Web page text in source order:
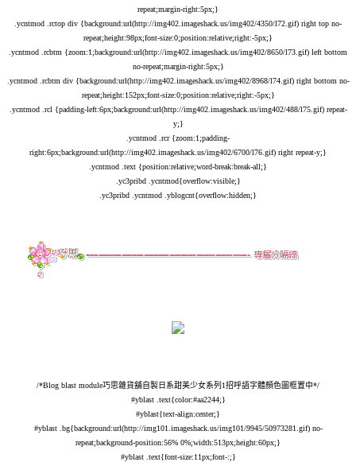
repeat;margin-right:5px;}
.ycntmod .rctop div {background:url(http://img402.imageshack.us/img402/4350/l72.gif) right top no-
repeat;height:98px;font-size:0;position:relative;right:-5px;}
.ycntmod .rcbtm {zoom:1;background:url(http://img402.imageshack.us/img402/8650/l73.gif) left bottom
no-repeat;margin-right:5px;}
.ycntmod .rcbtm div {background:url(http://img402.imageshack.us/img402/8968/l74.gif) right bottom no-
repeat;height:152px;font-size:0;position:relative;right:-5px;}
.ycntmod .rcl {padding-left:6px;background:url(http://img402.imageshack.us/img402/488/l75.gif) repeat-
y;}
.ycntmod .rcr {zoom:1;padding-
right:6px;background:url(http://img402.imageshack.us/img402/6700/l76.gif) right repeat-y;}
.ycntmod .text {position:relative;word-break:break-all;}
.yc3pribd .ycntmod{overflow:visible;}
.yc3pribd .ycntmod .yblogcnt{overflow:hidden;}
/*Blog blast module巧思雜貨舖自製日系甜美少女系列1招呼語字體顏色圖框置中*/
#yblast .text{color:#aa2244;}
#yblast{text-align:center;}
#yblast .bg{background:url(http://img101.imageshack.us/img101/9945/50973281.gif) no-
repeat;background-position:56% 0%;width:513px;height:60px;}
#yblast .text{font-size:11px;font-:;}